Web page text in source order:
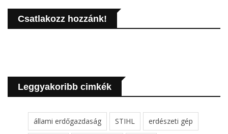
Csatlakozz hozzánk!
Leggyakoribb cimkék
állami erdőgazdaság STIHL erdészeti gép